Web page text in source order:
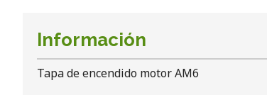
Información
Tapa de encendido motor AM6